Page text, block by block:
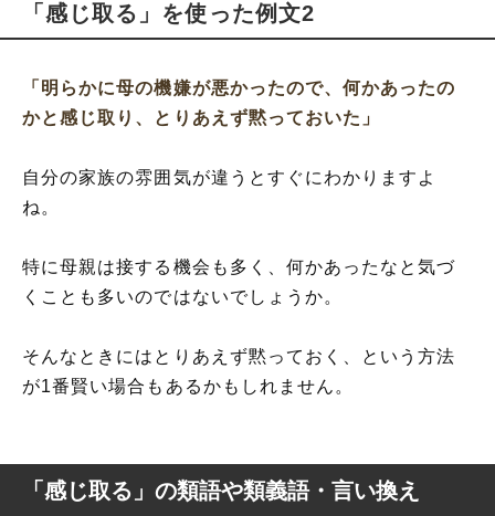
「感じ取る」を使った例文2
「明らかに母の機嫌が悪かったので、何かあったの
かと感じ取り、とりあえず黙っておいた」
自分の家族の雰囲気が違うとすぐにわかりますよ
ね。
特に母親は接する機会も多く、何かあったなと気づ
くことも多いのではないでしょうか。
そんなときにはとりあえず黙っておく、という方法
が1番賢い場合もあるかもしれません。
「感じ取る」の類語や類義語・言い換え